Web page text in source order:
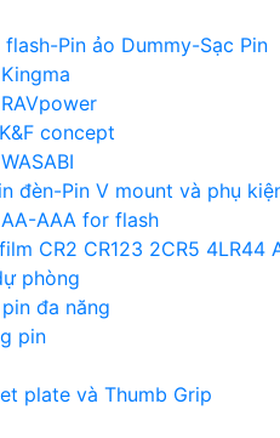
flash-Pin ảo Dummy-Sạc Pin
concept
đèn-Pin V mount và phụ
AAA for flash
CR2 CR123 2CR5 4LR44
phòng
đa năng
pin
plate và Thumb Grip